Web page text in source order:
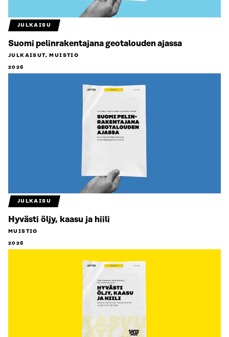
JULKAISU
Suomi pelinrakentajana geotalouden ajassa
JULKAISUT, MUISTIO
2026
JULKAISU
Hyvästi öljy, kaasu ja hiili
MUISTIO
2026